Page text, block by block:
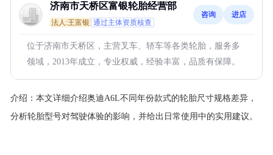
济南市天桥区富银轮胎经营部
法人:王富银 通过主体资质核查
咨询 进店
位于济南市天桥区，主营叉车、轿车等各类轮胎，服务多
领域，2013年成立，专业权威，经验丰富，品质有保障。
介绍： 本文详细介绍奥迪A6L不同年份款式的轮胎尺寸规格差异，
分析轮胎型号对驾驶体验的影响，并给出日常使用中的实用建议。